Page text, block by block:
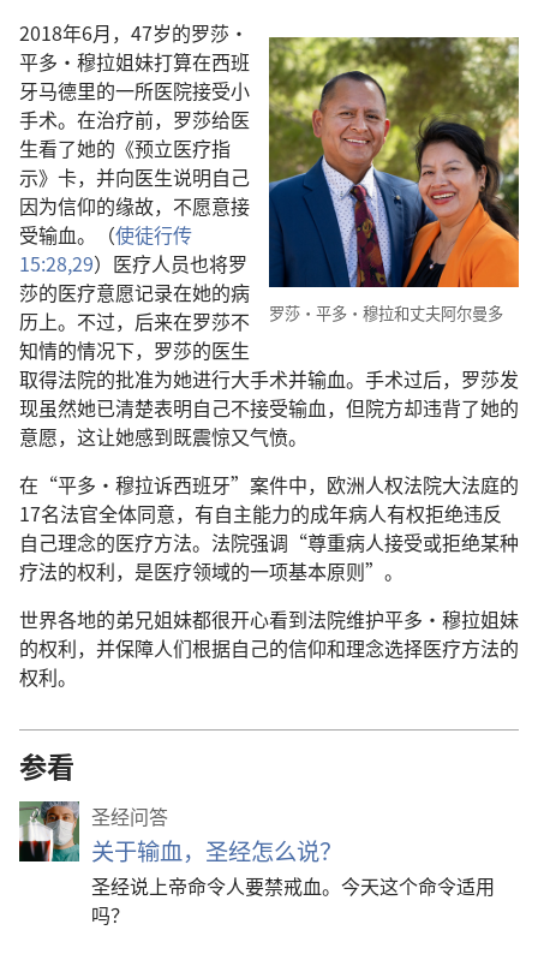
罗莎·平多·穆拉和丈夫阿尔曼多
2018年6月，47岁的罗莎·
平多·穆拉姐妹打算在西班
牙马德里的一所医院接受小
手术。在治疗前，罗莎给医
生看了她的《预立医疗指
示》卡，并向医生说明自己
因为信仰的缘故，不愿意接
受输血。（使徒行传
15:28,29）医疗人员也将罗
莎的医疗意愿记录在她的病
历上。不过，后来在罗莎不
知情的情况下，罗莎的医生
取得法院的批准为她进行大手术并输血。手术过后，罗莎发
现虽然她已清楚表明自己不接受输血，但院方却违背了她的
意愿，这让她感到既震惊又气愤。
在“平多·穆拉诉西班牙”案件中，欧洲人权法院大法庭的
17名法官全体同意，有自主能力的成年病人有权拒绝违反
自己理念的医疗方法。法院强调“尊重病人接受或拒绝某种
疗法的权利，是医疗领域的一项基本原则”。
世界各地的弟兄姐妹都很开心看到法院维护平多·穆拉姐妹
的权利，并保障人们根据自己的信仰和理念选择医疗方法的
权利。
参看
圣经问答
关于输血，圣经怎么说？
圣经说上帝命令人要禁戒血。今天这个命令适用
吗？